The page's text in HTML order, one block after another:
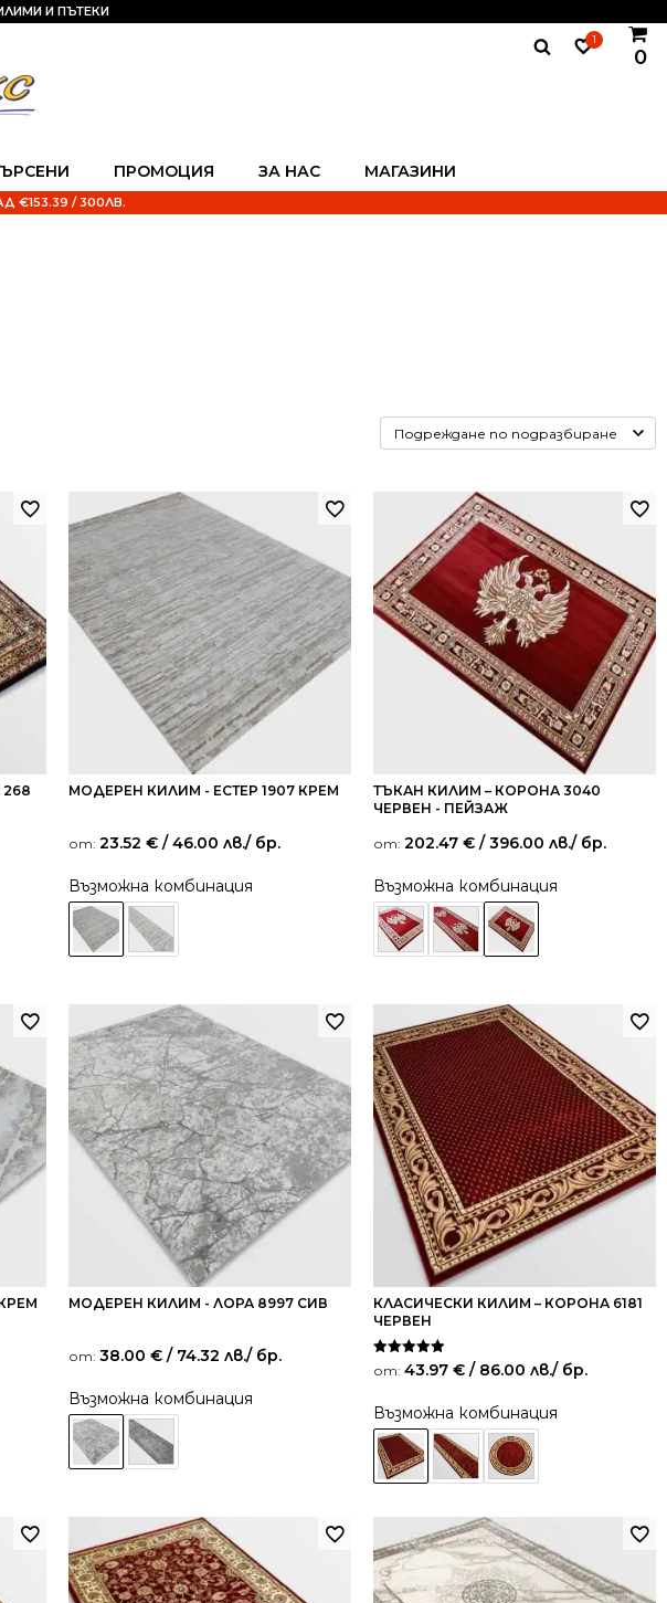
ПРОМОЦИЯ ЗА НАС МАГАЗИНИ
1
0
И ПЪТЕКИ
€153.39 / 300ЛВ.
МОДЕРЕН КИЛИМ - ЕСТЕР 1907 КРЕМ
от: 23.52 € / 46.00 лв./ бр.
Възможна комбинация
ТЪКАН КИЛИМ – КОРОНА 3040
ЧЕРВЕН - ПЕЙЗАЖ
от: 202.47 € / 396.00 лв./ бр.
Възможна комбинация
МОДЕРЕН КИЛИМ - ЛОРА 8997 СИВ
от: 38.00 € / 74.32 лв./ бр.
Възможна комбинация
КЛАСИЧЕСКИ КИЛИМ – КОРОНА 6181
ЧЕРВЕН
Оценено на
5.00
от: 43.97 € / 86.00 лв./ бр.
Възможна комбинация